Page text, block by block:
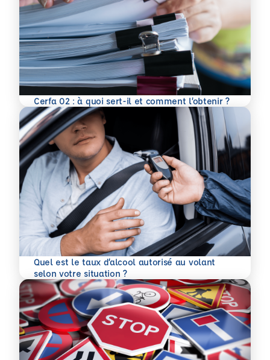
Cerfa 02 : à quoi sert-il et comment l’obtenir ?
En savoir plus
Quel est le taux d’alcool autorisé au volant
selon votre situation ?
En savoir plus